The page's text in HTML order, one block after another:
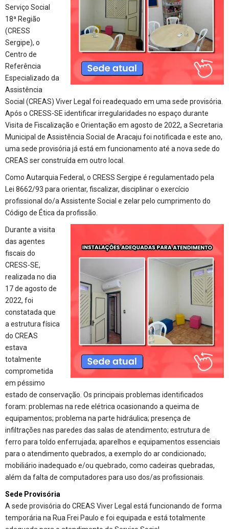
Serviço Social
18ª Região
(CRESS
Sergipe), o
Centro de
Referência
Especializado da
Assistência
Social (CREAS) Viver Legal foi readequado em uma sede provisória.
Após o CRESS-SE identificar irregularidades no espaço durante
Visita de Fiscalização e Orientação em agosto de 2022, a Secretaria
Municipal de Assistência Social de Aracaju foi notificada e este ano,
uma sede provisória já está em funcionamento até a nova sede do
CREAS ser construída em outro local.
Como Autarquia Federal, o CRESS Sergipe é regulamentado pela
Lei 8662/93 para orientar, fiscalizar, disciplinar o exercício
profissional do/a Assistente Social e zelar pelo cumprimento do
Código de Ética da profissão.
Durante a visita
das agentes
fiscais do
CRESS-SE,
realizada no dia
17 de agosto de
2022, foi
constatada que
a estrutura física
do CREAS
estava
totalmente
comprometida
em péssimo
estado de conservação. Os principais problemas identificados
foram: problemas na rede elétrica ocasionando a queima de
equipamentos; problema na parte hidráulica; presença de
infiltrações nas paredes das salas de atendimento; estrutura de
ferro para toldo enferrujada; aparelhos e equipamentos essenciais
para o atendimento quebrados, a exemplo do ar condicionado;
mobiliário inadequado e/ou quebrado, como cadeiras quebradas,
além da falta de computadores para uso dos/as profissionais.
Sede Provisória
A sede provisória do CREAS Viver Legal está funcionando de forma
temporária na Rua Frei Paulo e foi equipada e está totalmente